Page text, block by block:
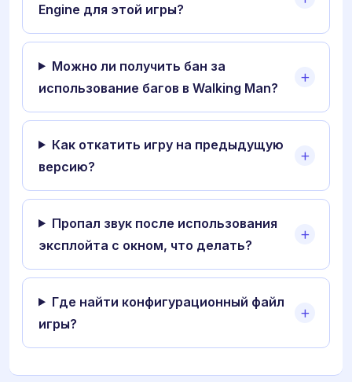
Engine для этой игры?
Можно ли получить бан за
использование багов в Walking Man?
Как откатить игру на предыдущую
версию?
Пропал звук после использования
эксплойта с окном, что делать?
Где найти конфигурационный файл
игры?